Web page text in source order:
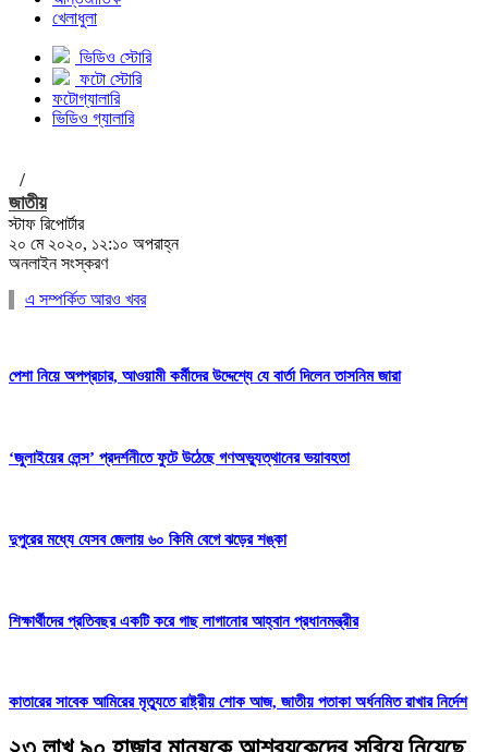
খেলাধুলা
ভিডিও স্টোরি
ফটো স্টোরি
ফটোগ্যালারি
ভিডিও গ্যালারি
/
জাতীয়
স্টাফ রিপোর্টার
২০ মে ২০২০, ১২:১০ অপরাহ্ন
অনলাইন সংস্করণ
এ সম্পর্কিত আরও খবর
পেশা নিয়ে অপপ্রচার, আওয়ামী কর্মীদের উদ্দেশ্যে যে বার্তা দিলেন তাসনিম জারা
‘জুলাইয়ের লেন্স’ প্রদর্শনীতে ফুটে উঠেছে গণঅভ্যুত্থানের ভয়াবহতা
দুপুরের মধ্যে যেসব জেলায় ৬০ কিমি বেগে ঝড়ের শঙ্কা
শিক্ষার্থীদের প্রতিবছর একটি করে গাছ লাগানোর আহ্বান প্রধানমন্ত্রীর
কাতারের সাবেক আমিরের মৃত্যুতে রাষ্ট্রীয় শোক আজ, জাতীয় পতাকা অর্ধনমিত রাখার নির্দেশ